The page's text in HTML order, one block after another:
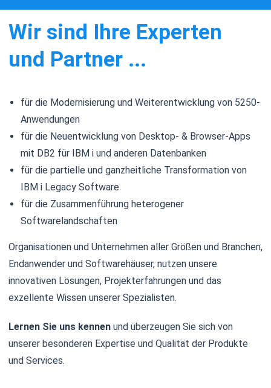
Wir sind Ihre Experten
und Partner ...
für die Modernisierung und Weiterentwicklung von 5250-
Anwendungen
für die Neuentwicklung von Desktop- & Browser-Apps
mit DB2 für IBM i und anderen Datenbanken
für die partielle und ganzheitliche Transformation von
IBM i Legacy Software
für die Zusammenführung heterogener
Softwarelandschaften
Organisationen und Unternehmen aller Größen und Branchen,
Endanwender und Softwarehäuser, nutzen unsere
innovativen Lösungen, Projekterfahrungen und das
exzellente Wissen unserer Spezialisten.
Lernen Sie uns kennen und überzeugen Sie sich von
unserer besonderen Expertise und Qualität der Produkte
und Services.